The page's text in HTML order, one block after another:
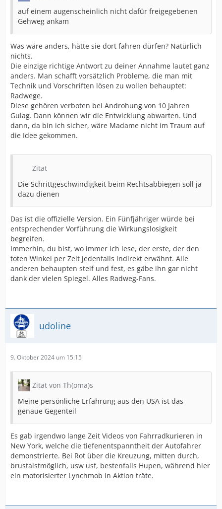
auf einem augenscheinlich nicht dafür freigegebenen
Gehweg ankam
Was wäre anders, hätte sie dort fahren dürfen? Natürlich
nichts.
Die einzige richtige Antwort zu deiner Annahme lautet ganz
anders. Man schafft vorsätzlich Probleme, die man mit
Technik und Vorschriften lösen zu wollen behauptet:
Radwege.
Diese gehören verboten bei Androhung von 10 Jahren
Gulag. Dann können wir die Entwicklung abwarten. Und
dann, da bin ich sicher, wäre Madame nicht im Traum auf
die Idee gekommen.
Zitat
Die Schrittgeschwindigkeit beim Rechtsabbiegen soll ja
dazu dienen
Das ist die offizielle Version. Ein Fünfjähriger würde bei
entsprechender Vorführung die Wirkungslosigkeit
begreifen.
Immerhin, du bist, wo immer ich lese, der erste, der den
toten Winkel per Zeit jedenfalls indirekt erwähnt. Alle
anderen behaupten steif und fest, es gäbe ihn gar nicht
dank der vielen Spiegel. Alles Radweg-Fans.
udoline
9. Oktober 2024 um 15:15
Zitat von Th(oma)s
Meine persönliche Erfahrung aus den USA ist das
genaue Gegenteil
Es gab irgendwo lange Zeit Videos von Fahrradkurieren in
New York, welche die tiefenentspanntheit der Autofahrer
demonstrierte. Bei Rot über die Kreuzung, mitten durch,
brustalstmöglich, usw usf, bestenfalls Hupen, während hier
ein motorisierter Lynchmob in Aktion träte.